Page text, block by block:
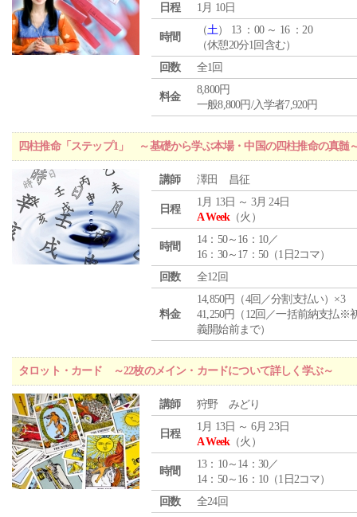
日程
1月 10日
時間
（土） 13 ：00 ～ 16 ：20
（休憩20分1回含む）
回数
全1回
料金
8,800円
一般8,800円/入学者7,920円
四柱推命「ステップ1」 ～基礎から学ぶ本場・中国の四柱推命の真髄
講師 澤田 昌征
日程
1月 13日 ～ 3月 24日
A Week（火）
時間
14：50～16：10／
16：30～17：50（1日2コマ）
回数
全12回
料金
14,850円（4回／分割支払い）×3
41,250円（12回／一括前納支払※
義開始前まで）
タロット・カード ～22枚のメイン・カードについて詳しく学ぶ～
講師 狩野 みどり
日程
1月 13日 ～ 6月 23日
A Week（火）
時間
13：10～14：30／
14：50～16：10（1日2コマ）
回数
全24回